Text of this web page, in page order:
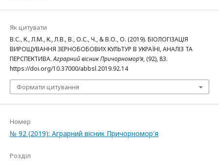
Як цитувати
В.С., К., Л.М., К., Л.В., В., О.С., Ч., & В.О., О. (2019). БІОЛОГІЗАЦІЯ
ВИРОЩУВАННЯ ЗЕРНОБОБОВИХ КУЛЬТУР В УКРАЇНІ, АНАЛІЗ ТА
ПЕРСПЕКТИВА.Аграрний вісник Причорномор’я, (92), 83.
https://doi.org/10.37000/abbsl.2019.92.14
Формати цитування
Номер
№ 92 (2019): Аграрний вісник Причорномор'я
Розділ